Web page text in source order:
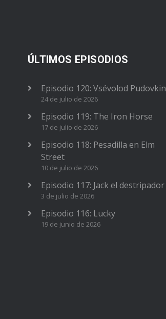
ÚLTIMOS EPISODIOS
Episodio 120: Vsévolod Pudovkin
24 de julio de 2026
Episodio 119: The Iron Horse
17 de julio de 2026
Episodio 118: Pesadilla en Elm
Street
10 de julio de 2026
Episodio 117: Jack el destripador
3 de julio de 2026
Episodio 116: Lucky
19 de junio de 2026